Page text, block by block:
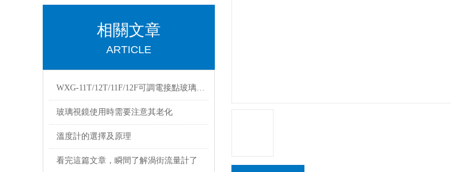
相關文章
ARTICLE
WXG-11T/12T/11F/12F可調電接點玻璃水銀溫度計詳細說明，使用說明書
玻璃視鏡使用時需要注意其老化
溫度計的選擇及原理
看完這篇文章，瞬間了解渦街流量計了